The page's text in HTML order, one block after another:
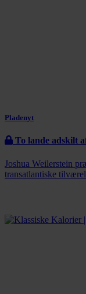
Pladenyt
To lande adskilt
Joshua Weilerstein
transatlantiske